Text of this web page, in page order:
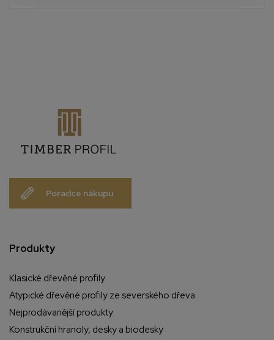
Poradce nákupu
Produkty
Klasické dřevěné profily
Atypické dřevěné profily ze severského dřeva
Nejprodávanější produkty
Konstrukční hranoly, desky a biodesky